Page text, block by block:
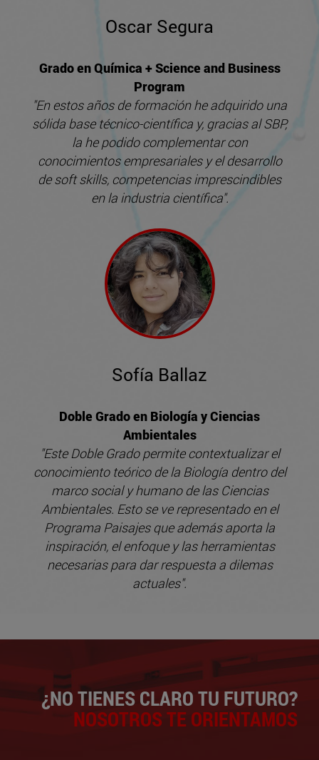
Oscar Segura
Grado en Química + Science and Business
Program
"En estos años de formación he adquirido una
sólida base técnico-científica y, gracias al SBP,
la he podido complementar con
conocimientos empresariales y el desarrollo
de soft skills, competencias imprescindibles
en la industria científica".
Sofía Ballaz
Doble Grado en Biología y Ciencias
Ambientales
"Este Doble Grado permite contextualizar el
conocimiento teórico de la Biología dentro del
marco social y humano de las Ciencias
Ambientales. Esto se ve representado en el
Programa Paisajes que además aporta la
inspiración, el enfoque y las herramientas
necesarias para dar respuesta a dilemas
actuales".
¿NO TIENES CLARO TU FUTURO?
NOSOTROS TE ORIENTAMOS